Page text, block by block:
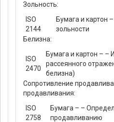
Зольность:
ISO
2144
Бумага и картон
зольности
Белизна:
ISO
2470
Бумага и картон – –
рассеянного
белизна)
Сопротивление
продавливания:
ISO
2758
Бумага – –
продавливанию